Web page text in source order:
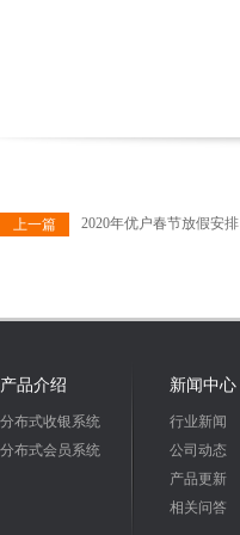
上一篇 2020年优户春节放假安排
产品介绍
分布式收银系统
分布式会员系统
新闻中心
行业新闻
公司动态
产品更新
相关问答